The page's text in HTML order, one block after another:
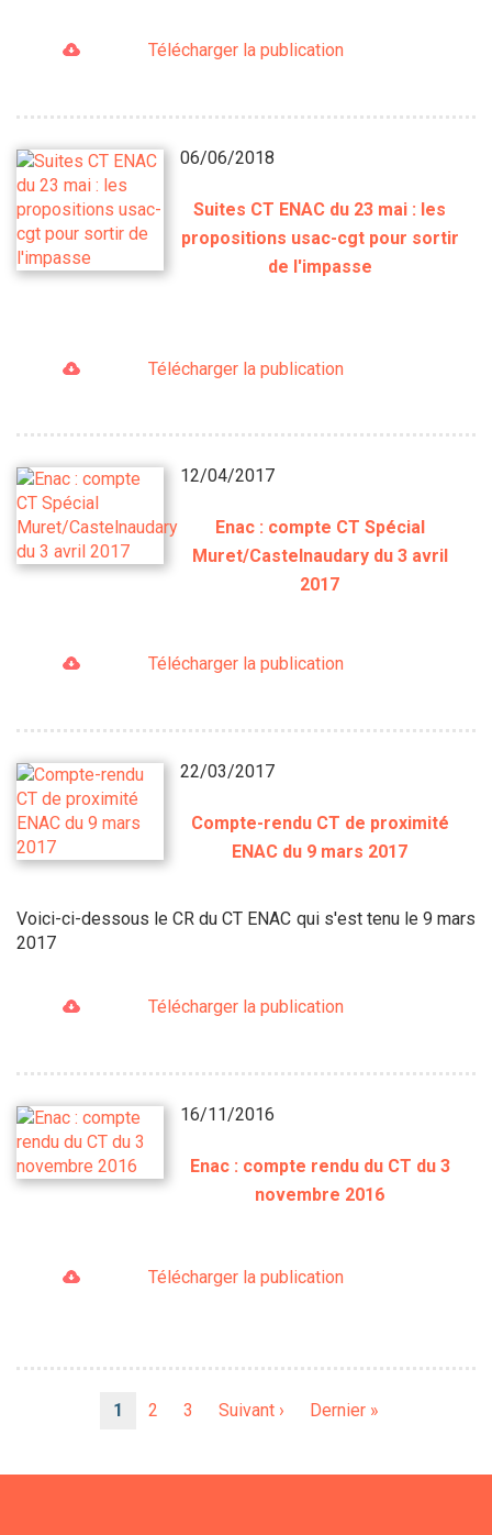
Télécharger la publication
06/06/2018
Suites CT ENAC du 23 mai : les
propositions usac-cgt pour sortir
de l'impasse
Télécharger la publication
12/04/2017
Enac : compte CT Spécial
Muret/Castelnaudary du 3 avril
2017
Télécharger la publication
22/03/2017
Compte-rendu CT de proximité
ENAC du 9 mars 2017
Voici-ci-dessous le CR du CT ENAC qui s'est tenu le 9 mars
2017
Télécharger la publication
16/11/2016
Enac : compte rendu du CT du 3
novembre 2016
Télécharger la publication
Page
1 Page
2 Page
3
Page
Suivant ›
Dernière
Dernier »